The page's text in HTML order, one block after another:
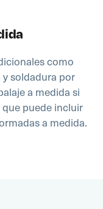
como
soldadura por
a medida si
puede incluir
a medida.